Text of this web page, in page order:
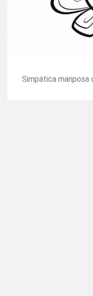
Simpática mariposa